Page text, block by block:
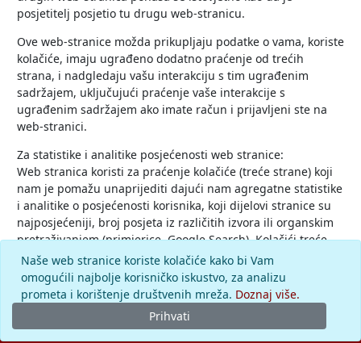
posjetitelj posjetio tu drugu web-stranicu.
Ove web-stranice možda prikupljaju podatke o vama, koriste
kolačiće, imaju ugrađeno dodatno praćenje od trećih
strana, i nadgledaju vašu interakciju s tim ugrađenim
sadržajem, uključujući praćenje vaše interakcije s
ugrađenim sadržajem ako imate račun i prijavljeni ste na
web-stranici.
Za statistike i analitike posjećenosti web stranice:
Web stranica koristi za praćenje kolačiće (treće strane) koji
nam je pomažu unaprijediti dajući nam agregatne statistike
i analitike o posjećenosti korisnika, koji dijelovi stranice su
najposjećeniji, broj posjeta iz različitih izvora ili organskim
pretraživanjem (primjerice, Google Search). Kolačići treće
strane koje koristi web stranica ne identificiraju vas osobno i
potpuno su anonimni.
Naše web stranice koriste kolačiće kako bi Vam
omogućili najbolje korisničko iskustvo, za analizu
prometa i korištenje društvenih mreža. Doznaj više.
Prihvati
© 2026.Leksikografski zavodMiroslav Krleža